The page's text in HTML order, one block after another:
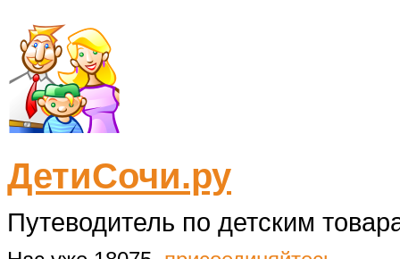
ДетиСочи.ру
Путеводитель по детским